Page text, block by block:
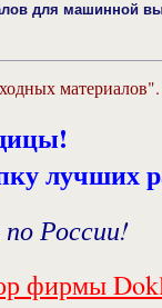
для машинной
лучших
России!
фирмы